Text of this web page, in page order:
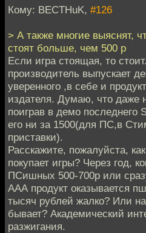
Кому: BECTHuK, #126
> А также многие выяснят,
стоят больше, чем 500 р
Если игра стоящая, то
производитель выпускает
уверенного ,в себе и
издателя. Думаю, что даже
поиграв в демо последнего
его ни за 1500(для ПС,в
приставки).
Расскажите, пожалуйста,
покупает игры? Через год,
ПСишных 500-700р или
ААА продукт оказывается
тысяч рублей жалко? Или на
бывает? Академический
разжигания.